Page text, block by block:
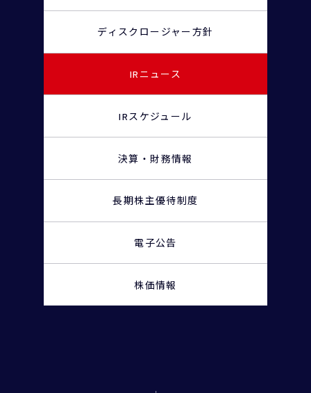
ディスクロージャー方針
IRニュース
IRスケジュール
決算・財務情報
長期株主優待制度
電子公告
株価情報